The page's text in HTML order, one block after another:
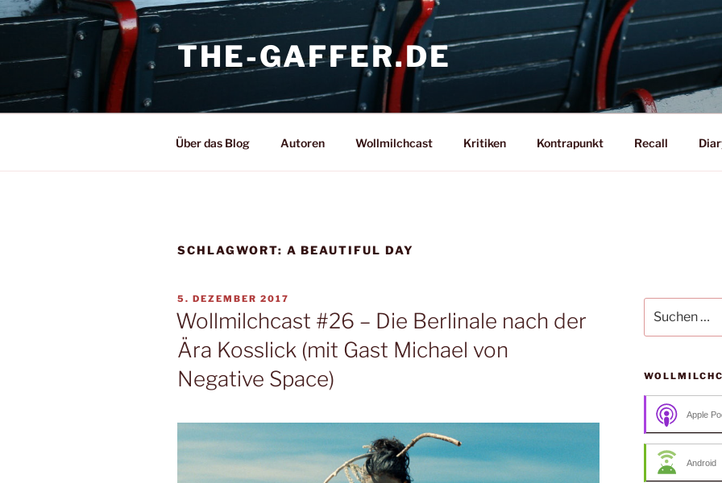
Zum
Inhalt
THE-GAFFER.DE
Über das Blog Autoren Wollmilchcast Kritiken Kontrapunkt Recall
SCHLAGWORT: A BEAUTIFUL DAY
VERÖFFENTLICHT
AM
5. DEZEMBER 2017
Wollmilchcast #26 – Die Berlinale nach der
Ära Kosslick (mit Gast Michael von
Negative Space)
nach:
Apple
Android